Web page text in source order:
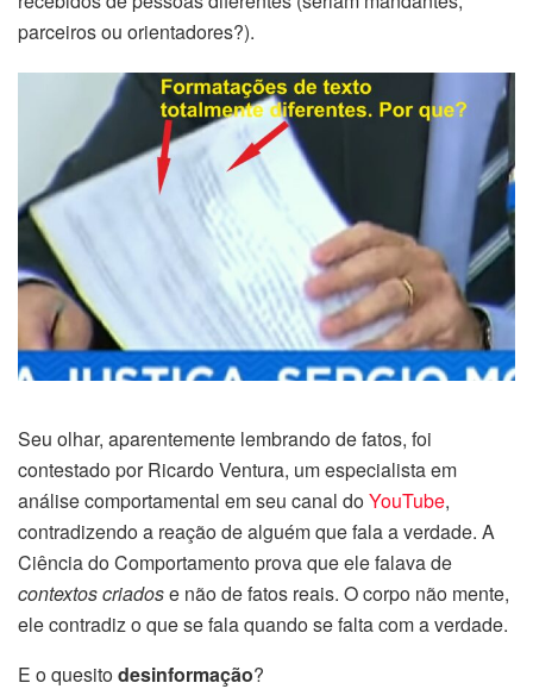
parceiros ou orientadores?).
Seu olhar, aparentemente lembrando de fatos, foi
contestado por Ricardo Ventura, um especialista em
análise comportamental em seu canal doYouTube,
contradizendo a reação de alguém que fala a verdade. A
Ciência do Comportamento prova que ele falava de
contextos criadose não de fatos reais. O corpo não mente,
ele contradiz o que se fala quando se falta com a verdade.
E o quesitodesinformação?